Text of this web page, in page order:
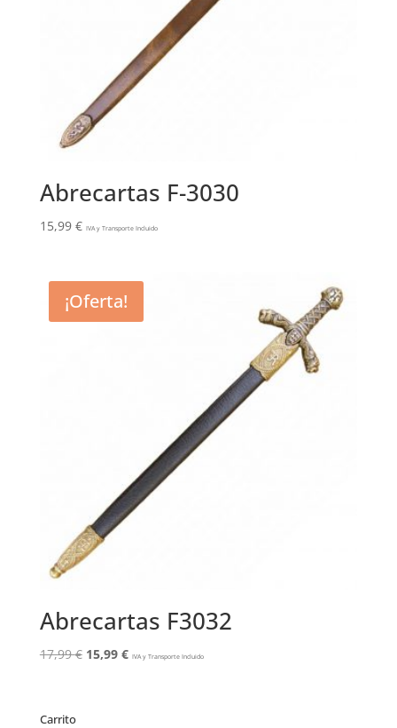
Abrecartas F-3030
15,99 € IVA y Transporte Incluido
¡Oferta!
Abrecartas F3032
17,99€ El
15,99 €ElIVA y Transporte Incluido
Carrito